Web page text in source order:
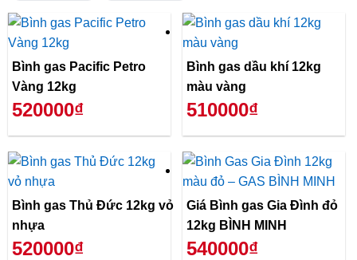
Bình gas Pacific Petro
Vàng 12kg
520000₫
Bình gas dầu khí 12kg
màu vàng
510000₫
Bình gas Thủ Đức 12kg vỏ
nhựa
520000₫
Giá Bình gas Gia Đình đỏ
12kg BÌNH MINH
540000₫